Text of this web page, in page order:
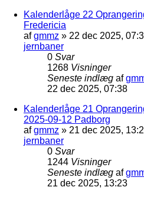
Kalenderlåge 22
Fredericia
afgmmz » 22 dec 2025,
jernbaner
0 Svar
1268 Visninger
Seneste indlæg af
22 dec 2025, 07:38
Kalenderlåge 21
2025-09-12 Padborg
afgmmz » 21 dec 2025,
jernbaner
0 Svar
1244 Visninger
Seneste indlæg af
21 dec 2025, 13:23